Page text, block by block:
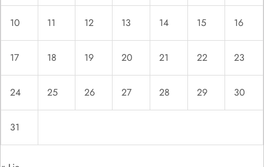
10 11 12 13 14 15 16
17 18 19 20 21 22 23
24 25 26 27 28 29 30
31